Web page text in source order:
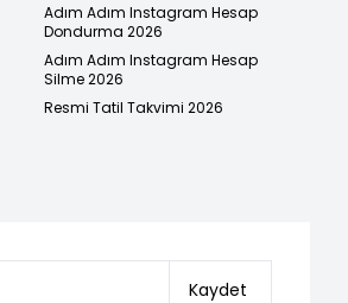
Adım Adım Instagram Hesap
Dondurma 2026
Adım Adım Instagram Hesap
Silme 2026
Resmi Tatil Takvimi 2026
Kaydet